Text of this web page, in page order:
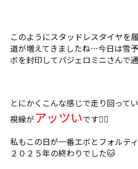
このようにスタッドレスタイヤを
道が増えてきましたね…今日は雪
ボを封印してパジェロミニさんで
とにかくこんな感じで走り回って
視線がアッツいです❤️‍🔥
私もこの日が一番エボとフォルテ
２０２５年の終わりでした🐱